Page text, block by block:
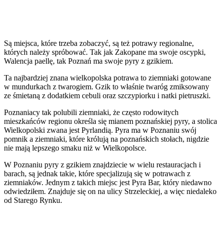
Są miejsca, które trzeba zobaczyć, są też potrawy regionalne,
których należy spróbować. Tak jak Zakopane ma swoje oscypki,
Walencja paellę, tak Poznań ma swoje pyry z gzikiem.
Ta najbardziej znana wielkopolska potrawa to ziemniaki gotowane
w mundurkach z twarogiem. Gzik to właśnie twaróg zmiksowany
ze śmietaną z dodatkiem cebuli oraz szczypiorku i natki pietruszki.
Poznaniacy tak polubili ziemniaki, że często rodowitych
mieszkańców regionu określa się mianem poznańskiej pyry, a stolica
Wielkopolski zwana jest Pyrlandią. Pyra ma w Poznaniu swój
pomnik a ziemniaki, które królują na poznańskich stołach, nigdzie
nie mają lepszego smaku niż w Wielkopolsce.
W Poznaniu pyry z gzikiem znajdziecie w wielu restauracjach i
barach, są jednak takie, które specjalizują się w potrawach z
ziemniaków. Jednym z takich miejsc jest Pyra Bar, który niedawno
odwiedziłem. Znajduje się on na ulicy Strzeleckiej, a więc niedaleko
od Starego Rynku.